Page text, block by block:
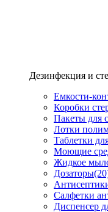
Дезинфекция и
Емкости-
Коробки
Пакеты для
Лотки
Таблетки
Моющие
Жидкое
Дозаторы
Салфетки
Диспенсер